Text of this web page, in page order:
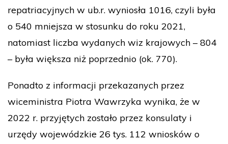
repatriacyjnych w ub.r. wyniosła 1016, czyli była
o 540 mniejsza w stosunku do roku 2021,
natomiast liczba wydanych wiz krajowych – 804
– była większa niż poprzednio (ok. 770).
Ponadto z informacji przekazanych przez
wiceministra Piotra Wawrzyka wynika, że w
2022 r. przyjętych zostało przez konsulaty i
urzędy wojewódzkie 26 tys. 112 wniosków o